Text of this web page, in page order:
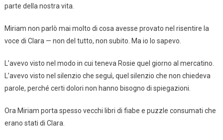
parte della nostra vita.
Miriam non parlò mai molto di cosa avesse provato nel risentire la
voce di Clara — non del tutto, non subito. Ma io lo sapevo.
L’avevo visto nel modo in cui teneva Rosie quel giorno al mercatino.
L’avevo visto nel silenzio che seguì, quel silenzio che non chiedeva
parole, perché certi dolori non hanno bisogno di spiegazioni.
Ora Miriam porta spesso vecchi libri di fiabe e puzzle consumati che
erano stati di Clara.